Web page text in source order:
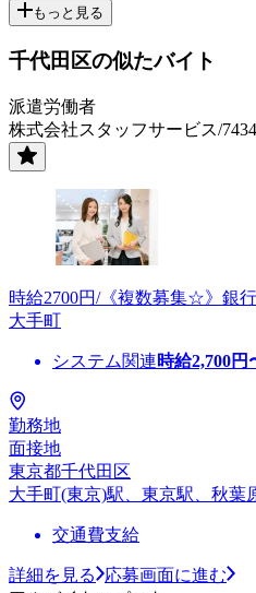
もっと見る
千代田区の似たバイト
派遣労働者
株式会社スタッフサービス/
時給2700円/《複数募集☆》銀
大手町
システム関連時給2,700円
勤務地
面接地
東京都千代田区
大手町(東京)駅、東京駅、秋葉
交通費支給
詳細を見る
応募画面に進む